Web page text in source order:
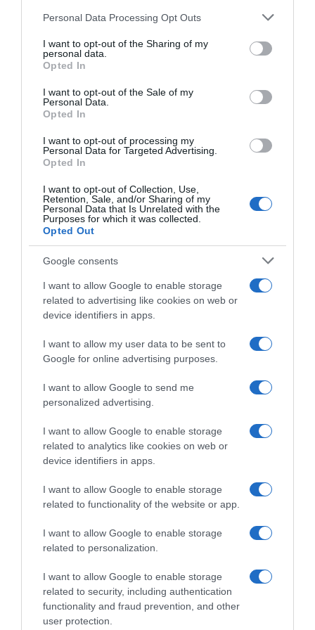
Please note that this website/app uses one or more Google
not limited to your visit or usage behaviour. You may click to
grant or deny consent to Google and its third-party tags to
use your data for below specified purposes in below Google
consent section.
Personal Data Processing Opt Outs
I want to opt-out of the Sharing of my
personal data.
Opted In
I want to opt-out of the Sale of my
Personal Data.
Opted In
I want to opt-out of processing my
Personal Data for Targeted Advertising.
Opted In
I want to opt-out of Collection, Use,
Retention, Sale, and/or Sharing of my
Personal Data that Is Unrelated with the
Purposes for which it was collected.
Opted Out
Google consents
I want to allow Google to enable storage
related to advertising like cookies on web or
device identifiers in apps.
I want to allow my user data to be sent to
Google for online advertising purposes.
I want to allow Google to send me
personalized advertising.
I want to allow Google to enable storage
related to analytics like cookies on web or
device identifiers in apps.
I want to allow Google to enable storage
related to functionality of the website or app.
I want to allow Google to enable storage
related to personalization.
I want to allow Google to enable storage
related to security, including authentication
functionality and fraud prevention, and other
user protection.
19.11.2025 - 11:48
DEBATES
Κρητική βεντέτα: Έχει ασχοληθεί σοβαρά το
ελληνικό κράτος;
διαχρονικό ερώτημα: έχει πράγματι ασχοληθεί το
ελληνικό κράτος με τη βεντέτα και την κουλτούρα των
μόνο όταν είναι πλέον αργά;